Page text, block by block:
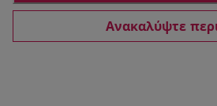
Ανακαλύψτε